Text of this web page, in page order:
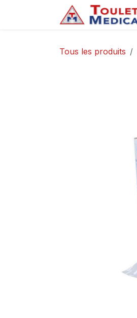
Se rendre au contenu
Tous les produits